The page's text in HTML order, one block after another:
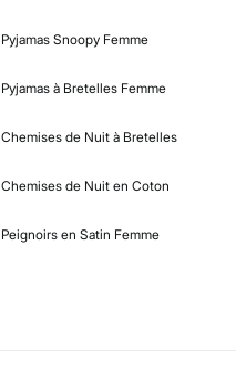
Pyjamas Snoopy Femme
Pyjamas à Bretelles Femme
Chemises de Nuit à Bretelles
Chemises de Nuit en Coton
Peignoirs en Satin Femme